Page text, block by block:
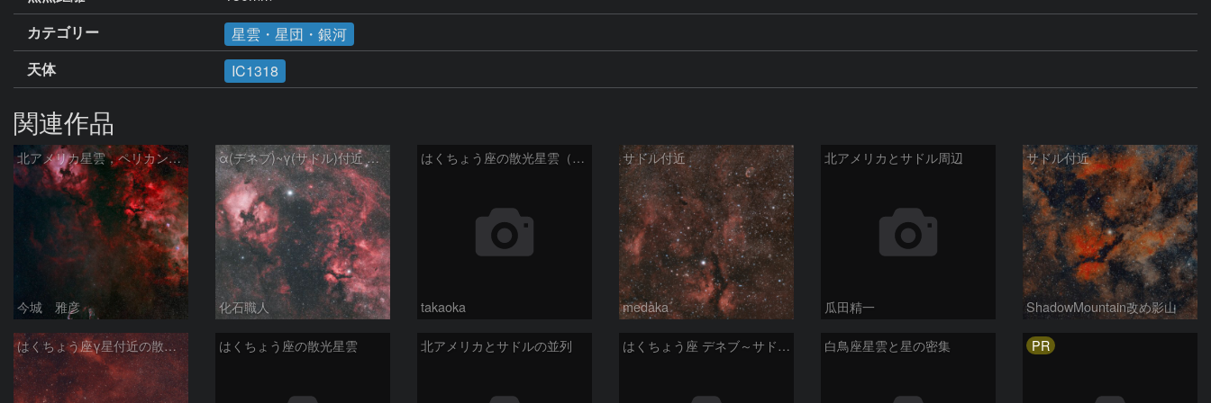
カテゴリー
星雲・星団・銀河
天体
IC1318
関連作品
北アメリカ星雲，ペリカン星雲，サドル付近，クレセント星雲，網状星雲・・・etc
今城 雅彦
α(デネブ)~γ(サドル)付近 NGC7000 北アメリカ星雲 IC5067~5070 ペリカン星雲 はくちょう座
化石職人
はくちょう座の散光星雲（１００ｍｍ）
takaoka
サドル付近
medaka
北アメリカとサドル周辺
瓜田精一
サドル付近
ShadowMountain改め影山
はくちょう座γ星付近の散光星雲 260614 はくちょう座の散光星雲 北アメリカとサドルの並列 はくちょう座 デネブ～サドル付近散光星雲 2026/5/31 白鳥座星雲と星の密集 PR